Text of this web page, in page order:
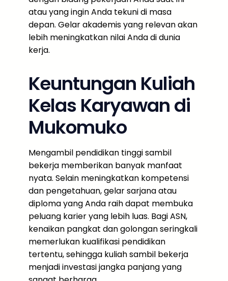
atau yang ingin Anda tekuni di masa
depan. Gelar akademis yang relevan akan
lebih meningkatkan nilai Anda di dunia
kerja.
Keuntungan Kuliah
Kelas Karyawan di
Mukomuko
Mengambil pendidikan tinggi sambil
bekerja memberikan banyak manfaat
nyata. Selain meningkatkan kompetensi
dan pengetahuan, gelar sarjana atau
diploma yang Anda raih dapat membuka
peluang karier yang lebih luas. Bagi ASN,
kenaikan pangkat dan golongan seringkali
memerlukan kualifikasi pendidikan
tertentu, sehingga kuliah sambil bekerja
menjadi investasi jangka panjang yang